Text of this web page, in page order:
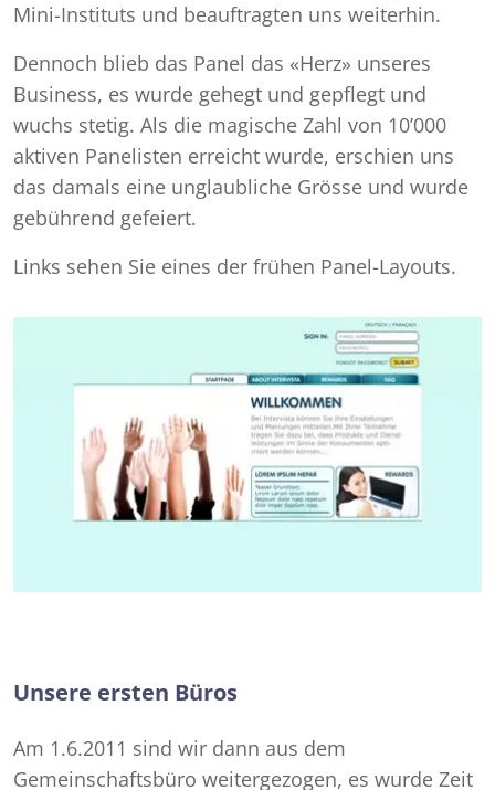
Mini-Instituts und beauftragten uns weiterhin.
Dennoch blieb das Panel das «Herz» unseres
Business, es wurde gehegt und gepflegt und
wuchs stetig. Als die magische Zahl von 10’000
aktiven Panelisten erreicht wurde, erschien uns
das damals eine unglaubliche Grösse und wurde
gebührend gefeiert.
Links sehen Sie eines der frühen Panel-Layouts.
Unsere ersten Büros
Am 1.6.2011 sind wir dann aus dem
Gemeinschaftsbüro weitergezogen, es wurde Zeit